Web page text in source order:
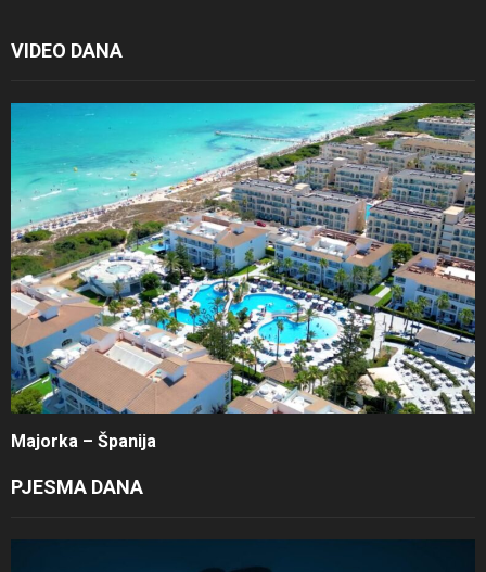
VIDEO DANA
Majorka – Španija
PJESMA DANA